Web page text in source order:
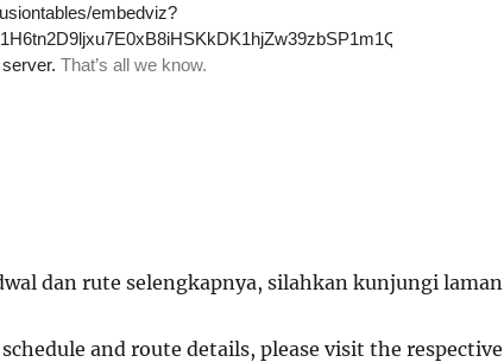
dan rute selengkapnya, silahkan kunjungi laman
and route details, please visit the respective